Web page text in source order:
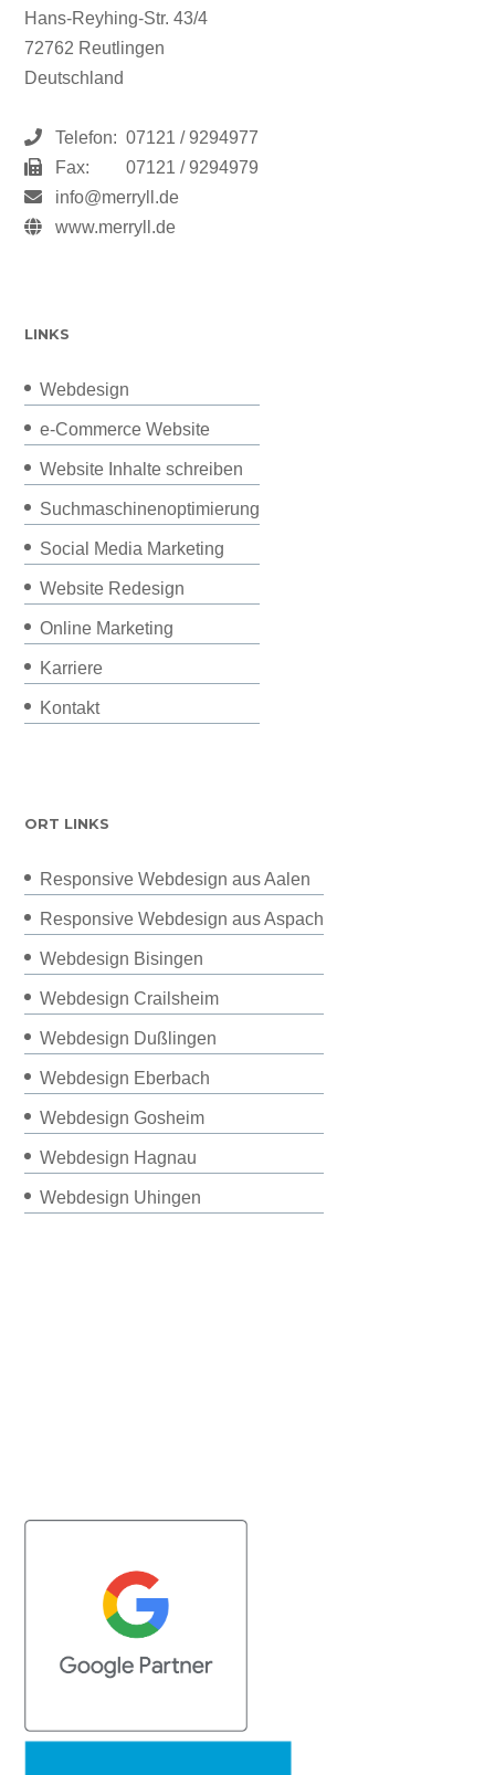
Hans-Reyhing-Str. 43/4
72762 Reutlingen
Deutschland
Telefon: 07121 / 9294977
Fax:
07121 / 9294979
info@merryll.de
www.merryll.de
LINKS
Webdesign
e-Commerce Website
Website Inhalte schreiben
Suchmaschinenoptimierung
Social Media Marketing
Website Redesign
Online Marketing
Karriere
Kontakt
ORT LINKS
Responsive Webdesign aus Aalen
Responsive Webdesign aus Aspach
Webdesign Bisingen
Webdesign Crailsheim
Webdesign Dußlingen
Webdesign Eberbach
Webdesign Gosheim
Webdesign Hagnau
Webdesign Uhingen